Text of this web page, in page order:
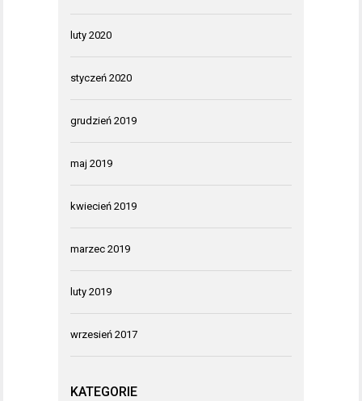
luty 2020
styczeń 2020
grudzień 2019
maj 2019
kwiecień 2019
marzec 2019
luty 2019
wrzesień 2017
KATEGORIE